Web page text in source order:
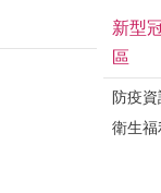
新型
區
防疫資
衛生